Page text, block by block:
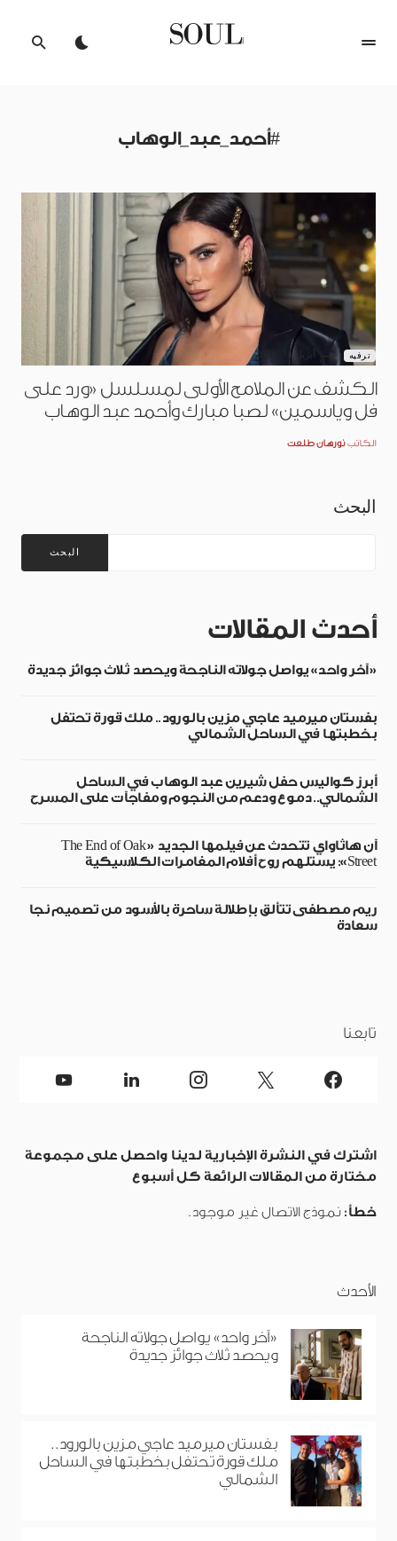
#أحمد_عبد_الوهاب
ترفيه أبريل 16, 2026
الكشف عن الملامح الأولى لمسلسل «ورد على
فل وياسمين» لصبا مبارك وأحمد عبد الوهاب
الكاتب نورهان طلعت
البحث
البحث
أحدث المقالات
«آخر واحد» يواصل جولاته الناجحة ويحصد ثلاث جوائز جديدة
بفستان ميرميد عاجي مزين بالورود.. ملك قورة تحتفل
بخطبتها في الساحل الشمالي
أبرز كواليس حفل شيرين عبد الوهاب في الساحل
الشمالي.. دموع ودعم من النجوم ومفاجآت على المسرح
آن هاثاواي تتحدث عن فيلمها الجديد «The End of Oak
Street»: يستلهم روح أفلام المغامرات الكلاسيكية
ريم مصطفى تتألق بإطلالة ساحرة بالأسود من تصميم نجا
سعادة
تابعنا
اشترك في النشرة الإخبارية لدينا واحصل على مجموعة
مختارة من المقالات الرائعة كل أسبوع
خطأ: نموذج الاتصال غير موجود.
الأحدث
«آخر واحد» يواصل جولاته الناجحة
ويحصد ثلاث جوائز جديدة
بفستان ميرميد عاجي مزين بالورود..
ملك قورة تحتفل بخطبتها في الساحل
الشمالي